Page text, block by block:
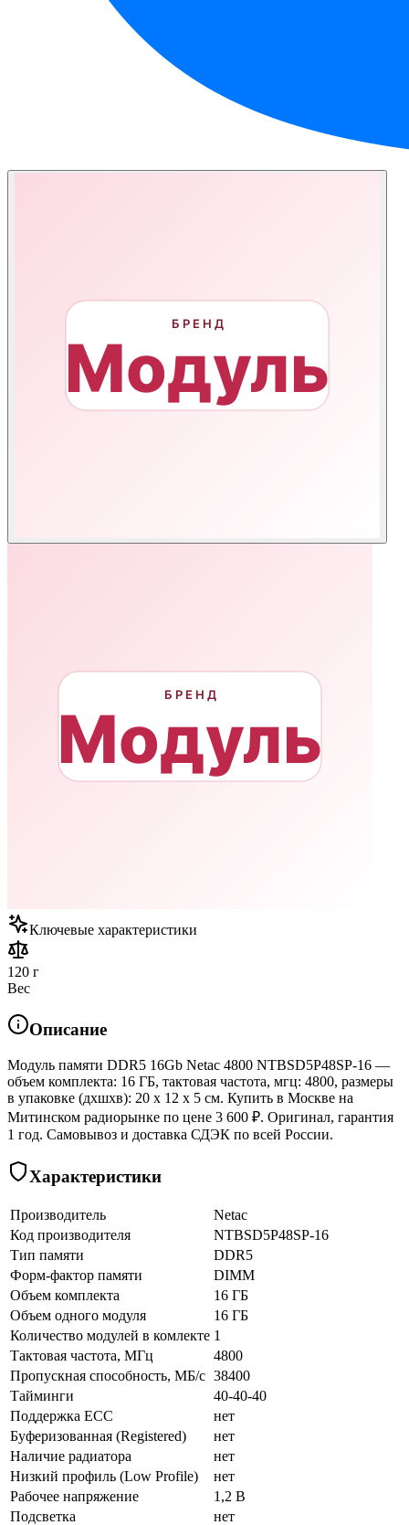
Ключевые характеристики
120 г
Вес
Описание
Модуль памяти DDR5 16Gb Netac 4800 NTBSD5P48SP-16 —
объем комплекта: 16 ГБ, тактовая частота, мгц: 4800, размеры
в упаковке (дхшхв): 20 x 12 x 5 см. Купить в Москве на
Митинском радиорынке по цене 3 600 ₽. Оригинал, гарантия
1 год. Самовывоз и доставка СДЭК по всей России.
Характеристики
Производитель
Netac
Код производителя
NTBSD5P48SP-16
Тип памяти
DDR5
Форм-фактор памяти
DIMM
Объем комплекта
16 ГБ
Объем одного модуля
16 ГБ
Количество модулей в комлекте 1
Тактовая частота, МГц
4800
Пропускная способность, МБ/с 38400
Тайминги
40-40-40
Поддержка ECC
нет
Буферизованная (Registered)
нет
Наличие радиатора
нет
Низкий профиль (Low Profile)
нет
Рабочее напряжение
1,2 В
Подсветка
нет